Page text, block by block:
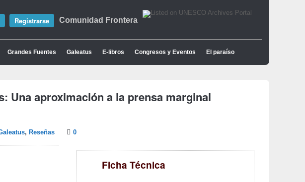
Comunidad Frontera
Registrarse
Grandes Fuentes Galeatus E-libros Congresos y Eventos El paraíso
Una aproximación a la prensa marginal
, Reseñas 0
Ficha Técnica